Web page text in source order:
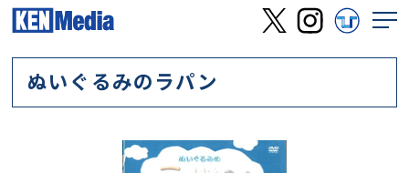
ぬいぐるみのラパン